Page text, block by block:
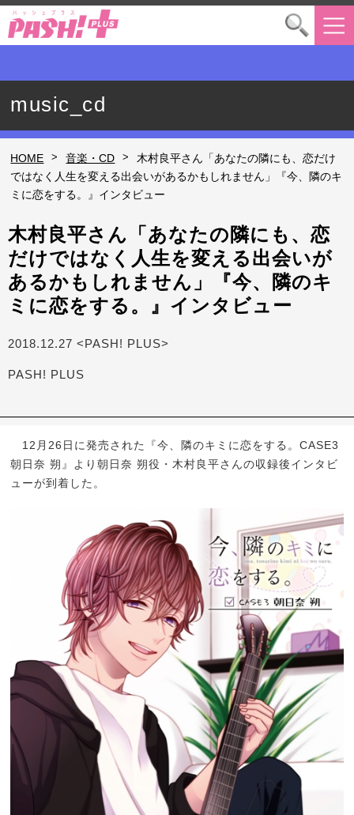
music_cd
HOME > 音楽・CD >
木村良平さん「あなたの隣にも、恋だけ
ではなく人生を変える出会いがあるかもしれません」『今、隣のキ
ミに恋をする。』インタビュー
木村良平さん「あなたの隣にも、恋
だけではなく人生を変える出会いが
あるかもしれません」『今、隣のキ
ミに恋をする。』インタビュー
2018.12.27 <PASH! PLUS>
PASH! PLUS
12月26日に発売された『今、隣のキミに恋をする。CASE3
朝日奈 朔』より朝日奈 朔役・木村良平さんの収録後インタビ
ューが到着した。